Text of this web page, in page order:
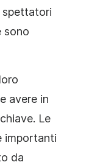
spettatori
sono
avere in
Le
importanti
da